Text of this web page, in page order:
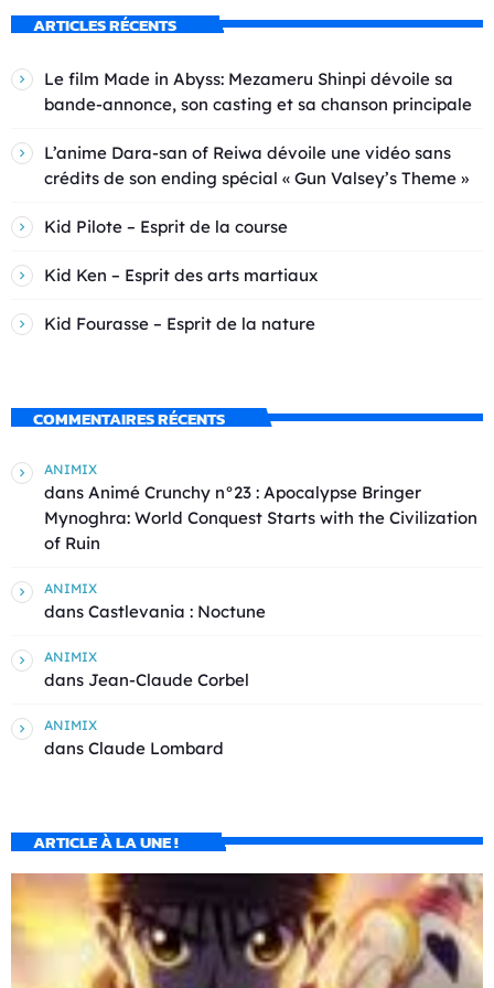
ARTICLES RÉCENTS
Le film Made in Abyss: Mezameru Shinpi dévoile sa
bande-annonce, son casting et sa chanson principale
L’anime Dara-san of Reiwa dévoile une vidéo sans
crédits de son ending spécial « Gun Valsey’s Theme »
Kid Pilote – Esprit de la course
Kid Ken – Esprit des arts martiaux
Kid Fourasse – Esprit de la nature
COMMENTAIRES RÉCENTS
ANIMIX
dans Animé Crunchy n°23 : Apocalypse Bringer
Mynoghra: World Conquest Starts with the Civilization
of Ruin
ANIMIX
dans Castlevania : Noctune
ANIMIX
dans Jean-Claude Corbel
ANIMIX
dans Claude Lombard
ARTICLE À LA UNE !